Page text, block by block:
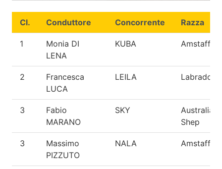
Cl. Conduttore Concorrente Razza
1
Monia DI
LENA
KUBA Amstaff
2
Francesca
LUCA
LEILA Labrador
3
Fabio
MARANO
SKY
Australian
Shep
3
Massimo
PIZZUTO
NALA Amstaff